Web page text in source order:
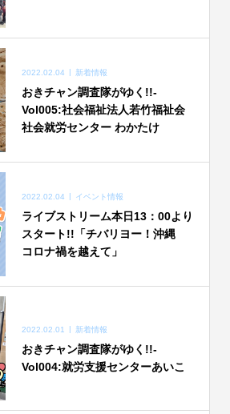
2022.02.04 新着情報
おきチャン調査隊がゆく!!-
Vol005:社会福祉法人若竹福祉会
社会就労センター わかたけ
2022.02.04 イベント情報
ライブストリーム本日13：00より
スタート!!「チバリヨー！沖縄
コロナ禍を越えて」
2022.02.01 新着情報
おきチャン調査隊がゆく!!-
Vol004:就労支援センターあいこ